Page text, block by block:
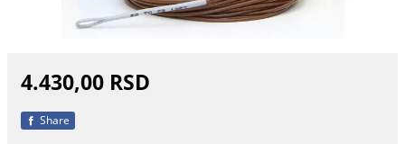
4.430,00 RSD
Share